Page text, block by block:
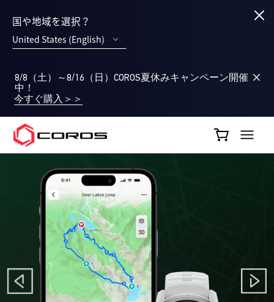
国や地域を選択？
United States (English)
8/8（土）～8/16（日）COROS夏休みキャンペーン開催
中！
今すぐ購入＞＞
COROS JP